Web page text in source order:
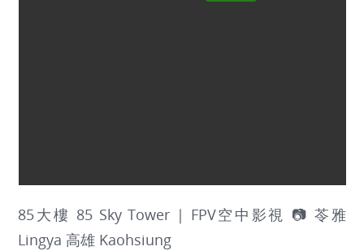
85大樓 85 Sky Tower | FPV空中影視 📷 苓雅
Lingya 高雄 Kaohsiung